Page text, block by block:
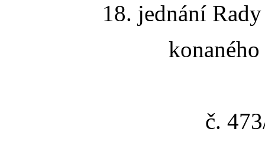
18. jednání
č.